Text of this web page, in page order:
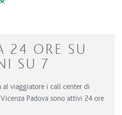
24 ORE SU
SU 7
al viaggiatore i call center di
Padova sono attivi 24 ore